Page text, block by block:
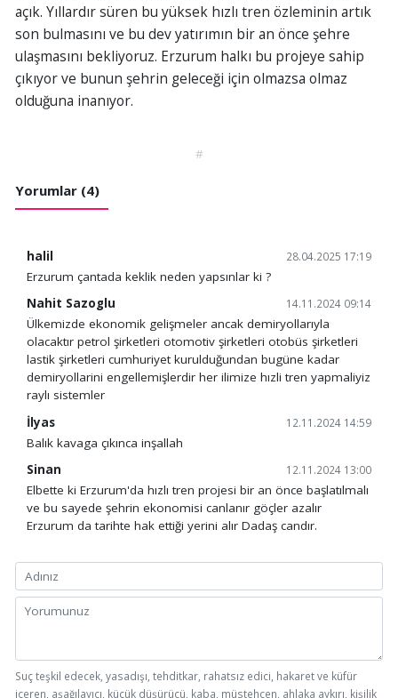
açık. Yıllardır süren bu yüksek hızlı tren özleminin artık
son bulmasını ve bu dev yatırımın bir an önce şehre
ulaşmasını bekliyoruz. Erzurum halkı bu projeye sahip
çıkıyor ve bunun şehrin geleceği için olmazsa olmaz
olduğuna inanıyor.
#
Yorumlar (4)
halil 28.04.2025 17:19
Erzurum çantada keklik neden yapsınlar ki ?
Nahit Sazoglu
14.11.2024 09:14
Ülkemizde ekonomik gelişmeler ancak demiryollarıyla
olacaktır petrol şirketleri otomotiv şirketleri otobüs şirketleri
lastik şirketleri cumhuriyet kurulduğundan bugüne kadar
demiryollarini engellemişlerdir her ilimize hızli tren yapmaliyiz
raylı sistemler
İlyas
12.11.2024 14:59
Balık kavaga çıkınca inşallah
Sinan
12.11.2024 13:00
Elbette ki Erzurum'da hızlı tren projesi bir an önce başlatılmalı
ve bu sayede şehrin ekonomisi canlanır göçler azalır
Erzurum da tarihte hak ettiği yerini alır Dadaş candır.
Suç teşkil edecek, yasadışı, tehditkar, rahatsız edici, hakaret ve küfür
içeren, aşağılayıcı, küçük düşürücü, kaba, müstehcen, ahlaka aykırı, kişilik